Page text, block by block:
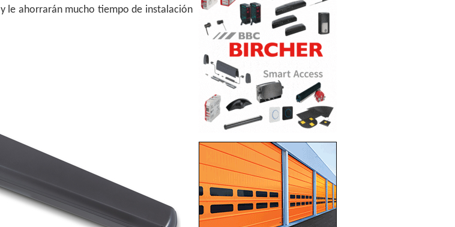
y le ahorrarán mucho tiempo de instalación